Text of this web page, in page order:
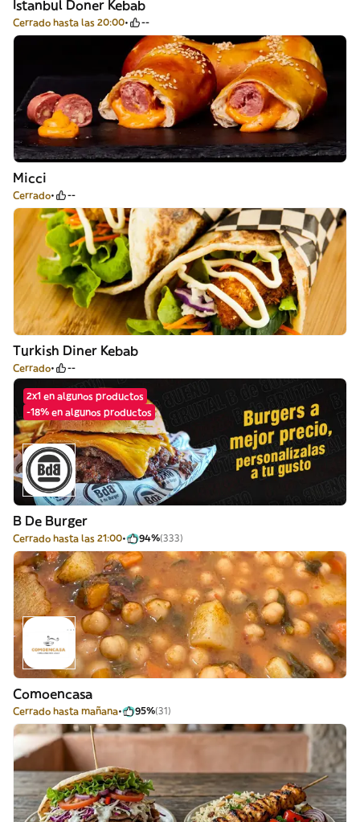
Istanbul Doner Kebab
Cerrado hasta las 20:00 --
Micci
Cerrado --
Turkish Diner Kebab
Cerrado --
2x1 en algunos productos
-18% en algunos productos
B De Burger
Cerrado hasta las 21:00 94%(333)
Comoencasa
Cerrado hasta mañana 95%(31)